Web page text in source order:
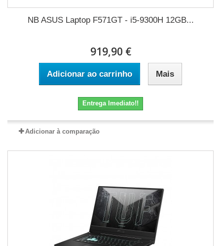
NB ASUS Laptop F571GT - i5-9300H 12GB...
919,90 €
Adicionar ao carrinho Mais
Entrega Imediato!!
Adicionar à comparação